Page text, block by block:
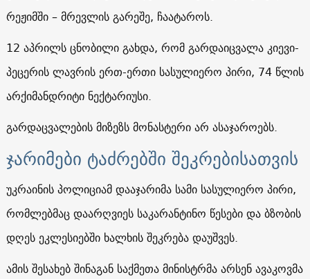
რეჟიმში – მრევლის გარეშე, ჩაატაროს.
12 აპრილს ცნობილი გახდა, რომ გარდაიცვალა კიევი-
პეცერის ლავრის ერთ-ერთი სასულიერო პირი, 74 წლის
არქიმანდრიტი ნექტარიუსი.
გარდაცვალების მიზეზს მონასტერი არ ასაჯაროებს.
ჯარიმები ტაძრებში შეკრებისათვის
უკრაინის პოლიციამ დააჯარიმა სამი სასულიერო პირი,
რომლებმაც დაარღვიეს საკარანტინო წესები და ბზობის
დღეს ეკლესიებში ხალხის შეკრება დაუშვეს.
ამის შესახებ შინაგან საქმეთა მინისტრმა არსენ ავაკოვმა